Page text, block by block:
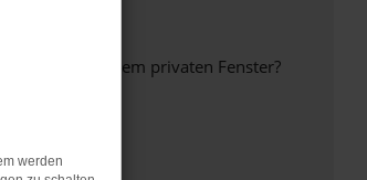
oder in einem privaten Fenster?
werden